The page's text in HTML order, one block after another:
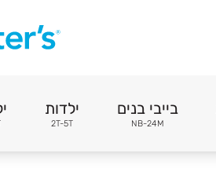
בייבי בנים
NB-24M
ילדות
2T-5T